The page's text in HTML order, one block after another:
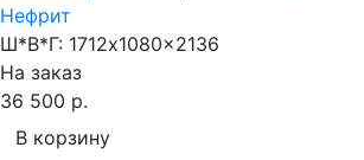
Нефрит
Ш*В*Г: 1712x1080x2136
На заказ
36 500 р.
В корзину